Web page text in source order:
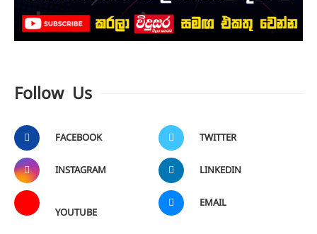
Follow Us
FACEBOOK TWITTER
INSTAGRAM LINKEDIN
YOUTUBE
EMAIL